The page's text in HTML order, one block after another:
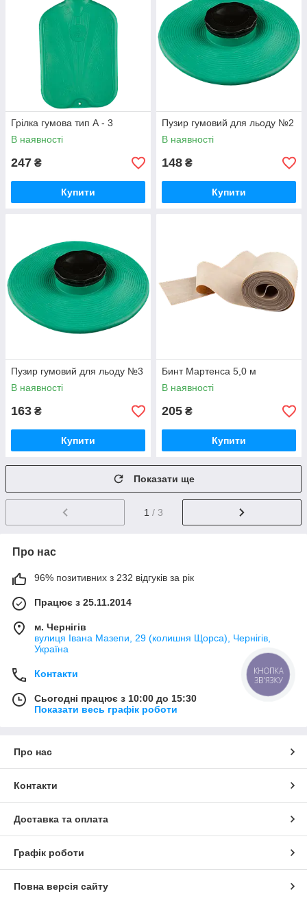
Грілка гумова тип А - 3
В наявності
247 ₴
Купити
Пузир гумовий для льоду №2
В наявності
148 ₴
Купити
Пузир гумовий для льоду №3
В наявності
163 ₴
Купити
Бинт Мартенса 5,0 м
В наявності
205 ₴
Купити
Показати ще
1 / 3
Про нас
96% позитивних з 232 відгуків за рік
Працює з 25.11.2014
м. Чернігів
вулиця Івана Мазепи, 29 (колишня Щорса), Чернігів,
Україна
Контакти
Сьогодні працює з 10:00 до 15:30
Показати весь графік роботи
Про нас
Контакти
Доставка та оплата
Графік роботи
Повна версія сайту
КНОПКА
ЗВ'ЯЗКУ